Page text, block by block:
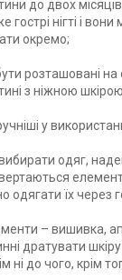
до двох
гострі нігті і
окремо;
розташовані
з ніжною
у
одяг,
одягати їх через
– вишивка,
дратувати
ні до чого, крім